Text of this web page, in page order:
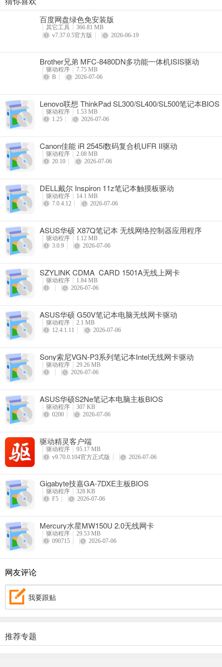
奥睿科PAS3062-2E/PAS3062-2S/PAS3064-2S2E系列扩展卡驱动
详情
百度网盘绿色免安装版
其它工具
366.81 MB
v7.37.0.5官方版
2026-06-19
Brother兄弟 MFC-8480DN多功能一体机ISIS驱动
驱动程序
7.75 MB
B
2026-07-06
Lenovo联想 ThinkPad SL300/SL400/SL500笔记本BIOS
驱动程序
1.53 MB
1.25
2026-07-06
Canon佳能 iR 2545i数码复合机UFR II驱动
驱动程序
2.08 MB
20.10
2026-07-06
DELL戴尔 Inspiron 11z笔记本触摸板驱动
驱动程序
14.1 MB
7.0.4.12
2026-07-06
ASUS华硕 X87Q笔记本 无线网络控制器应用程序
驱动程序
1.12 MB
3.0.9
2026-07-06
SZYLINK CDMA_CARD 1501A无线上网卡
驱动程序
1.84 MB
2026-07-06
ASUS华硕 G50V笔记本电脑无线网卡驱动
驱动程序
2.1 MB
12.4.1.11
2026-07-06
Sony索尼VGN-P3系列笔记本Intel无线网卡驱动
驱动程序
29.26 MB
2026-07-06
ASUS华硕S2Ne笔记本电脑主板BIOS
驱动程序
307 KB
0200
2026-07-06
驱动精灵客户端
驱动程序
95.17 MB
v9.70.0.104官方正式版
2026-07-06
Gigabyte技嘉GA-7DXE主板BIOS
驱动程序
328 KB
F5
2026-07-06
Mercury水星MW150U 2.0无线网卡
驱动程序
29.53 MB
090715
2026-07-06
网友评论
我要跟贴
推荐专题